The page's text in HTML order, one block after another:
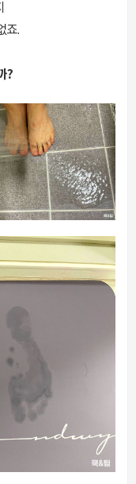
죠.
?